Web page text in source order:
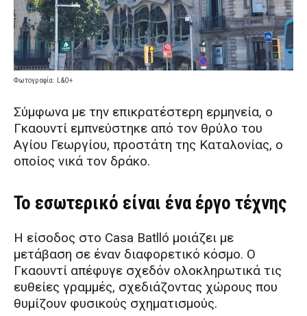
Φωτογραφία: L&O+
Σύμφωνα με την επικρατέστερη ερμηνεία, ο
Γκαουντί εμπνεύστηκε από τον θρύλο του
Αγίου Γεωργίου, προστάτη της Καταλονίας, ο
οποίος νικά τον δράκο.
Το εσωτερικό είναι ένα έργο τέχνης
Η είσοδος στο Casa Batlló μοιάζει με
μετάβαση σε έναν διαφορετικό κόσμο. Ο
Γκαουντί απέφυγε σχεδόν ολοκληρωτικά τις
ευθείες γραμμές, σχεδιάζοντας χώρους που
θυμίζουν φυσικούς σχηματισμούς.